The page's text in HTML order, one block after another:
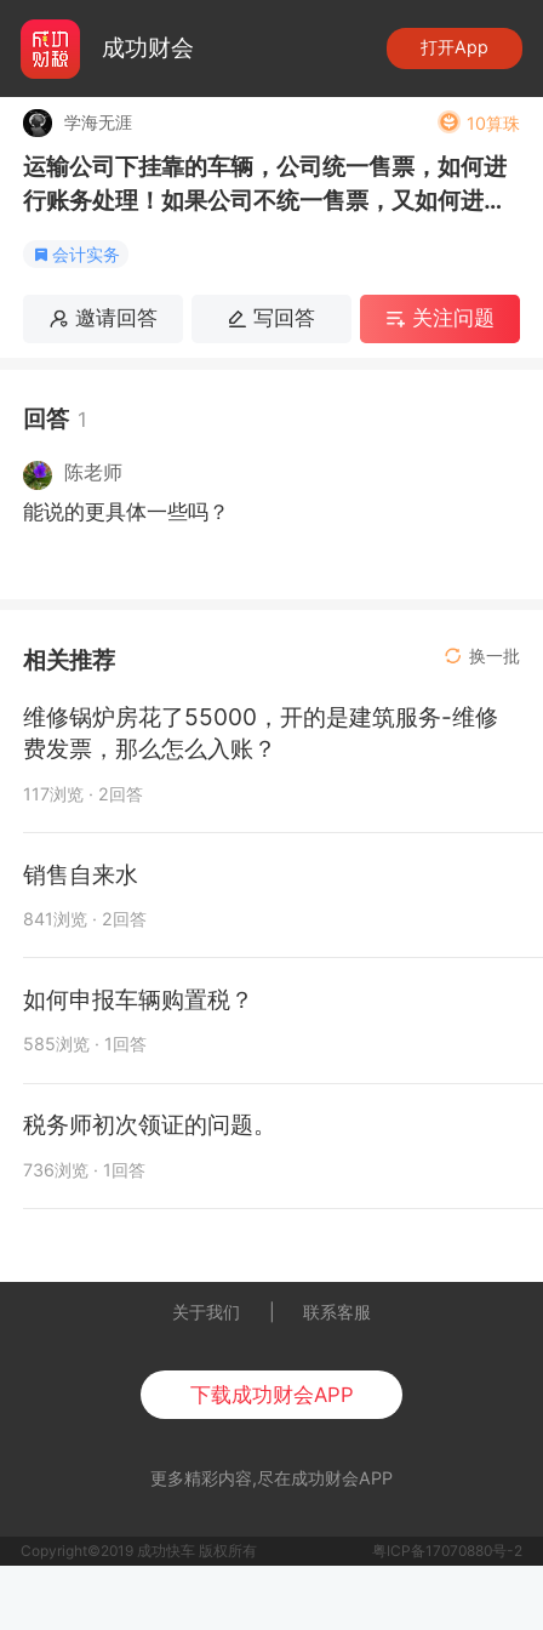
成功财会 打开App
学海无涯 10算珠
运输公司下挂靠的车辆，公司统一售票，如何进
行账务处理！如果公司不统一售票，又如何进行
会计实务
邀请回答 写回答 关注问题
回答 1
陈老师
能说的更具体一些吗？
相关推荐 换一批
维修锅炉房花了55000，开的是建筑服务-维修
费发票，那么怎么入账？
117浏览 · 2回答
销售自来水
841浏览 · 2回答
如何申报车辆购置税？
585浏览 · 1回答
税务师初次领证的问题。
736浏览 · 1回答
关于我们 联系客服
下载成功财会APP
更多精彩内容,尽在成功财会APP
Copyright©2019 成功快车 版权所有 粤ICP备17070880号-2